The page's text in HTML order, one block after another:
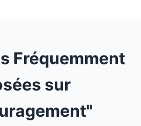
Fréquemment
sur